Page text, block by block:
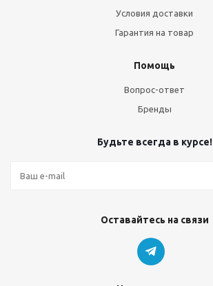
Условия доставки
Гарантия на товар
Помощь
Вопрос-ответ
Бренды
Будьте всегда в курсе!
Оставайтесь на связи